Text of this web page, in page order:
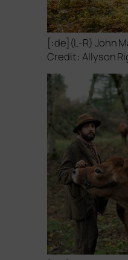
[:de](L‑R) John
Credit : Allyson